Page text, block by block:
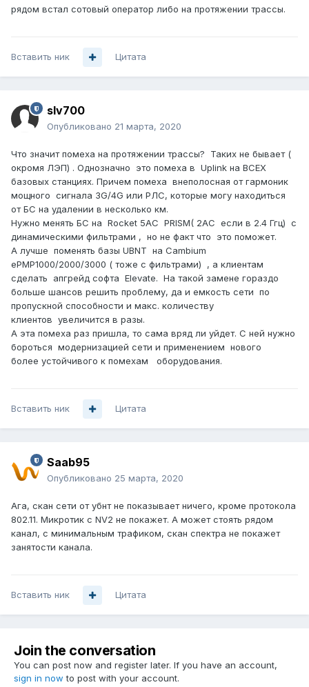
рядом встал сотовый оператор либо на протяжении трассы.
Вставить ник Цитата
slv700
Опубликовано 21 марта, 2020
Что значит помеха на протяжении трассы? Таких не бывает (
окромя ЛЭП) . Однозначно это помеха в Uplink на ВСЕХ
базовых станциях. Причем помеха внеполосная от гармоник
мощного сигнала 3G/4G или РЛС, которые могу находиться
от БС на удалении в несколько км.
Нужно менять БС на Rocket 5AC PRISM( 2AC если в 2.4 Ггц) c
динамическими фильтрами , но не факт что это поможет.
А лучше поменять базы UBNT на Cambium
ePMP1000/2000/3000 ( тоже с фильтрами) , а клиентам
сделать апгрейд софта Elevate. На такой замене гораздо
больше шансов решить проблему, да и емкость сети по
пропускной способности и макс. количеству
клиентов увеличится в разы.
А эта помеха раз пришла, то сама вряд ли уйдет. С ней нужно
бороться модернизацией сети и применением нового
более устойчивого к помехам оборудования.
Вставить ник Цитата
Saab95
Опубликовано 25 марта, 2020
Ага, скан сети от убнт не показывает ничего, кроме протокола
802.11. Микротик с NV2 не покажет. А может стоять рядом
канал, с минимальным трафиком, скан спектра не покажет
занятости канала.
Вставить ник Цитата
Join the conversation
You can post now and register later. If you have an account,
sign in now to post with your account.